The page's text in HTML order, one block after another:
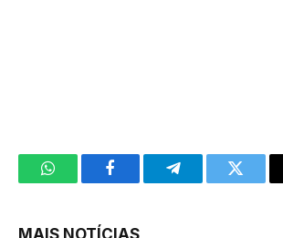
WhatsAppFacebookTelegramTwitter